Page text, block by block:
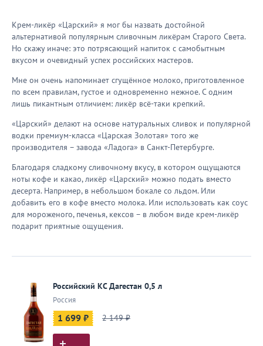
Крем-ликёр «Царский» я мог бы назвать достойной
альтернативой популярным сливочным ликёрам Старого Света.
Но скажу иначе: это потрясающий напиток с самобытным
вкусом и очевидный успех российских мастеров.
Мне он очень напоминает сгущённое молоко, приготовленное
по всем правилам, густое и одновременно нежное. С одним
лишь пикантным отличием: ликёр всё-таки крепкий.
«Царский» делают на основе натуральных сливок и популярной
водки премиум-класса «Царская Золотая» того же
производителя – завода «Ладога» в Санкт-Петербурге.
Благодаря сладкому сливочному вкусу, в котором ощущаются
ноты кофе и какао, ликёр «Царский» можно подать вместо
десерта. Например, в небольшом бокале со льдом. Или
добавить его в кофе вместо молока. Или использовать как соус
для мороженого, печенья, кексов – в любом виде крем-ликёр
подарит приятные ощущения.
Российский КС Дагестан 0,5 л
Россия
1 699 ₽ 2 149 ₽